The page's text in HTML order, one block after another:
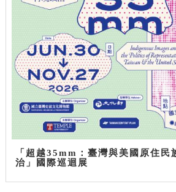
「超越35mm：臺灣與美國原住民
治」國際巡迴展